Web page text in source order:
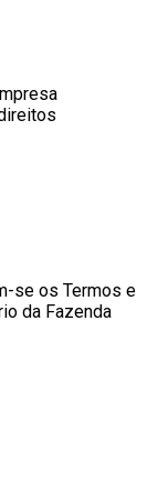
se os Termos e
da Fazenda